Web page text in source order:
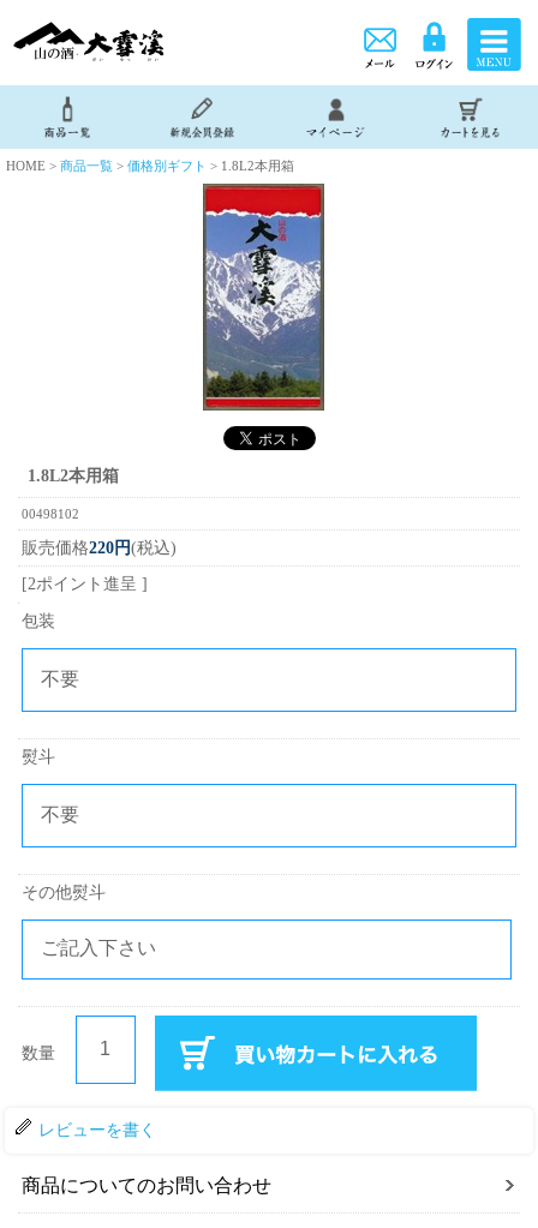
HOME > 商品一覧 > 価格別ギフト > 1.8L2本用箱
1.8L2本用箱
00498102
販売価格220円(税込)
[2ポイント進呈 ]
包装
熨斗
その他熨斗
数量
レビューを書く
商品についてのお問い合わせ